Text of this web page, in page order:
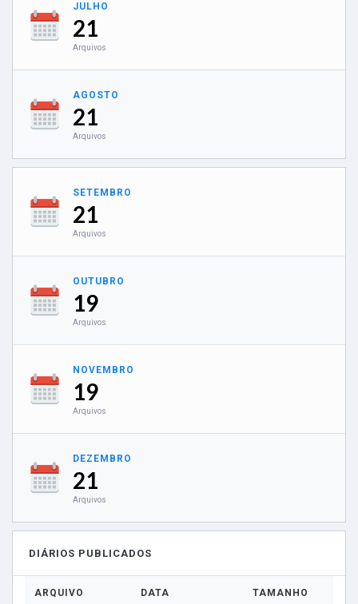
JULHO
21
Arquivos
AGOSTO
21
Arquivos
SETEMBRO
21
Arquivos
OUTUBRO
19
Arquivos
NOVEMBRO
19
Arquivos
DEZEMBRO
21
Arquivos
DIÁRIOS PUBLICADOS
ARQUIVO DATA TAMANHO